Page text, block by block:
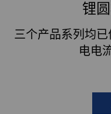
锂
三个产品系列均
电电